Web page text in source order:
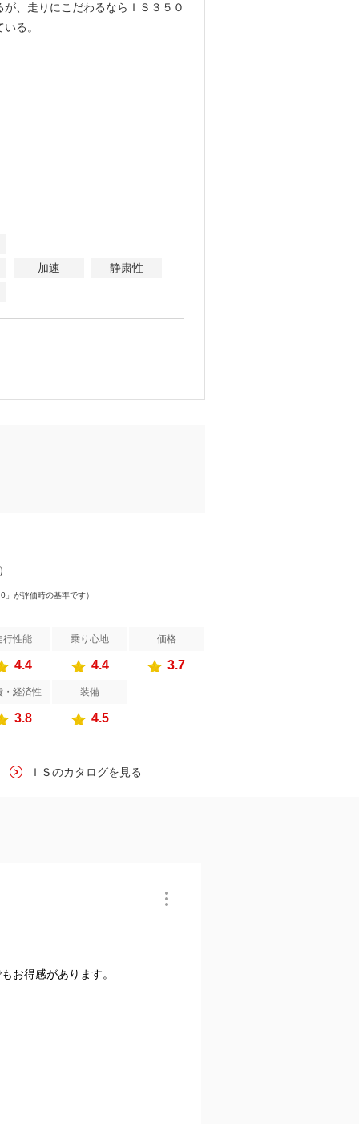
、走りにこだわるならＩＳ３５０
る。
加速 静粛性
」が評価時の基準です）
行性能 乗り心地 価格
4.4 4.4 3.7
・経済性 装備
3.8 4.5
ＩＳのカタログを見る
得感があります。